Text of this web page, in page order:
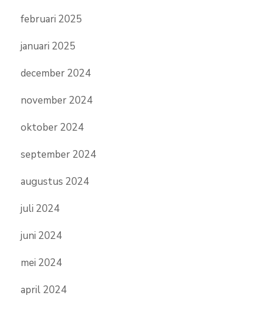
februari 2025
januari 2025
december 2024
november 2024
oktober 2024
september 2024
augustus 2024
juli 2024
juni 2024
mei 2024
april 2024